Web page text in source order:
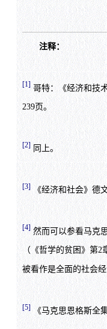
注释：
[1] 哥特：《经济和技
239页。
[2] 同上。
[3] 《经济和社会》德文
[4] 然而可以参看马克
（《哲学的贫困》第
被看作是全面的社会经
[5] 《马克思恩格斯全